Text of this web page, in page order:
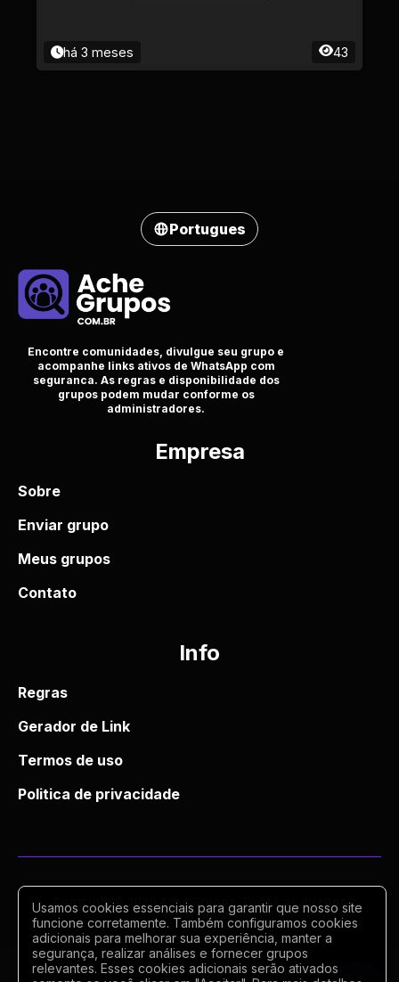
há 3 meses 43
Portugues
Encontre comunidades, divulgue seu grupo e
acompanhe links ativos de WhatsApp com
seguranca. As regras e disponibilidade dos
grupos podem mudar conforme os
administradores.
Empresa
Sobre
Enviar grupo
Meus grupos
Contato
Info
Regras
Gerador de Link
Termos de uso
Politica de privacidade
Copyright © 2026 Ache Grupos. Todos os direitos
reservados.
Usamos cookies essenciais para garantir que nosso site
funcione corretamente. Também configuramos cookies
adicionais para melhorar sua experiência, manter a
segurança, realizar análises e fornecer grupos
relevantes. Esses cookies adicionais serão ativados